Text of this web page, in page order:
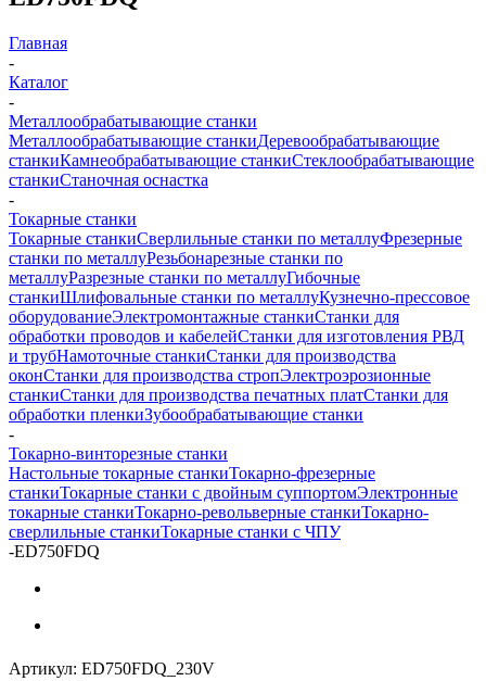
Главная
-
Каталог
-
Металлообрабатывающие станки
Металлообрабатывающие станкиДеревообрабатывающие
станкиКамнеобрабатывающие станкиСтеклообрабатывающие
станкиСтаночная оснастка
-
Токарные станки
Токарные станкиСверлильные станки по металлуФрезерные
станки по металлуРезьбонарезные станки по
металлуРазрезные станки по металлуГибочные
станкиШлифовальные станки по металлуКузнечно-прессовое
оборудованиеЭлектромонтажные станкиСтанки для
обработки проводов и кабелейСтанки для изготовления РВД
и трубНамоточные станкиСтанки для производства
оконСтанки для производства стропЭлектроэрозионные
станкиСтанки для производства печатных платСтанки для
обработки пленкиЗубообрабатывающие станки
-
Токарно-винторезные станки
Настольные токарные станкиТокарно-фрезерные
станкиТокарные станки с двойным суппортомЭлектронные
токарные станкиТокарно-револьверные станкиТокарно-
сверлильные станкиТокарные станки с ЧПУ
-ED750FDQ
Артикул: ED750FDQ_230V